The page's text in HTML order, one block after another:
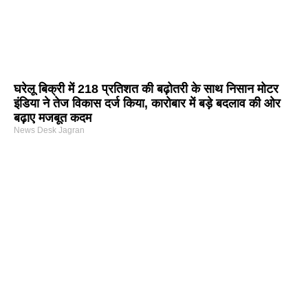
घरेलू बिक्री में 218 प्रतिशत की बढ़ोतरी के साथ निसान मोटर
इंडिया ने तेज विकास दर्ज किया, कारोबार में बड़े बदलाव की ओर
बढ़ाए मजबूत कदम
News Desk Jagran